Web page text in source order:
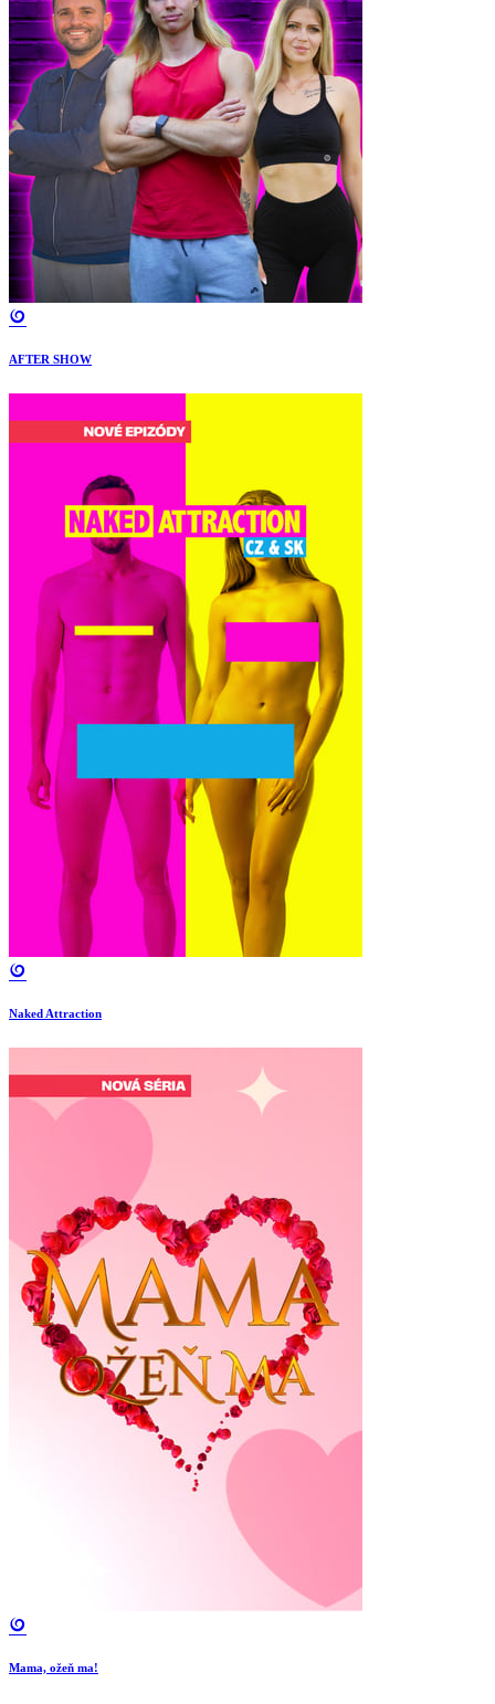
AFTER SHOW
Naked Attraction
Mama, ožeň ma!